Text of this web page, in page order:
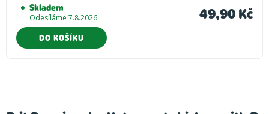
Skladem
Odesíláme 7.8.2026 49,90 Kč
DO KOŠÍKU